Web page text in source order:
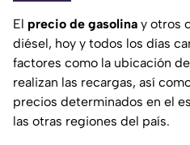
El precio de gasolina y otros
diésel, hoy y todos los días
factores como la ubicación
realizan las recargas, así
precios determinados en el
las otras regiones del país.